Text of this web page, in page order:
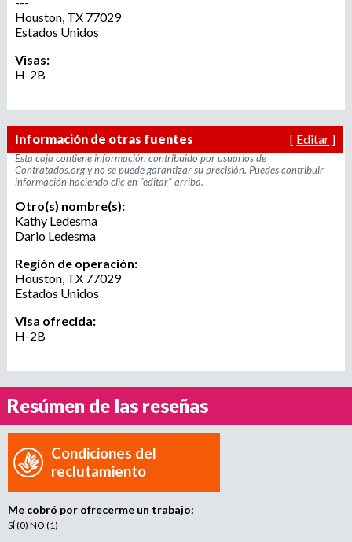
u
e
a
o
c
a
d
e
r
e
c
u
t
m
n
t
o
Houston, TX 77029
Estados Unidos
Visas:
H-2B
Información de otras fuentes [ Editar ]
Esta caja contiene información contribuido por usuarios de
Contratados.org y no se puede garantizar su precisión. Puedes contribuir
información haciendo clic en "editar" arriba.
Otro(s) nombre(s):
Kathy Ledesma
Dario Ledesma
Región de operación:
Houston, TX 77029
Estados Unidos
Visa ofrecida:
H-2B
Resúmen de las reseñas
Condiciones del
reclutamiento
Me cobró por ofrecerme un trabajo:
SÍ (0) NO (1)